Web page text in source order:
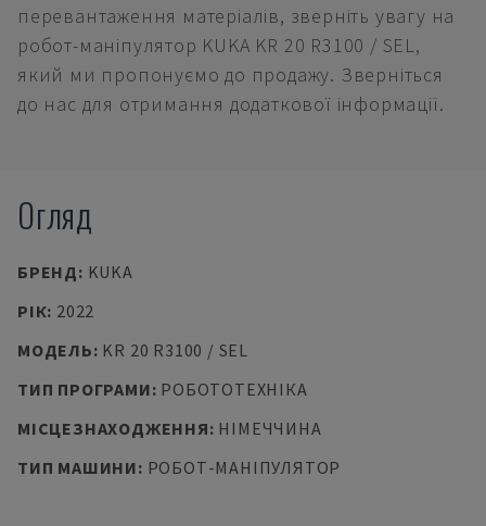
перевантаження матеріалів, зверніть увагу на
робот-маніпулятор KUKA KR 20 R3100 / SEL,
який ми пропонуємо до продажу. Зверніться
до нас для отримання додаткової інформації.
Огляд
БРЕНД: KUKA
РІК: 2022
МОДЕЛЬ: KR 20 R3100 / SEL
ТИП ПРОГРАМИ: РОБОТОТЕХНІКА
МІСЦЕЗНАХОДЖЕННЯ: НІМЕЧЧИНА
ТИП МАШИНИ: РОБОТ-МАНІПУЛЯТОР